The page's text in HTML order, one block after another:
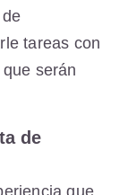
tareas con
serán
de
que